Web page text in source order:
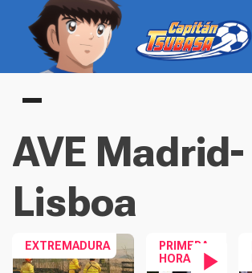
Main menu
AVE Madrid-
Lisboa
EXTREMADURA
PRIMERA
HORA